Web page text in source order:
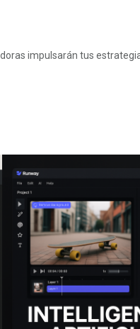
impulsarán tus